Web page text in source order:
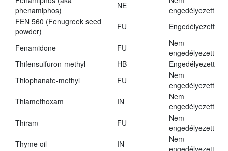
phenamiphos)
NE
engedélyezett
FEN 560 (Fenugreek seed
powder)
FU Engedélyezett
Fenamidone FU
Nem
engedélyezett
Thifensulfuron-methyl
HB
Engedélyezett
Thiophanate-methyl
FU
Nem
engedélyezett
Thiamethoxam
IN
Nem
engedélyezett
Thiram
FU
Nem
engedélyezett
Thyme oil
IN
Nem